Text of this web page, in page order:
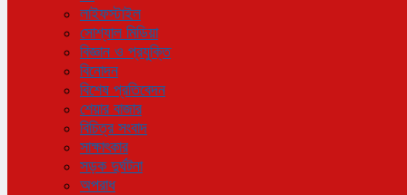
লাইফস্টাইল
সোশ্যাল মিডিয়া
বিজ্ঞান ও প্রযুক্তি
বিনোদন
বিশেষ প্রতিবেদন
শেয়ার বাজার
বিচিত্র সংবাদ
সাক্ষাৎকার
সড়ক দুর্ঘটনা
অপরাধ